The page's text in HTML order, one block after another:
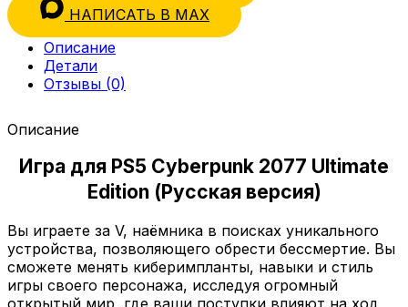
НАПИСАТЬ В MAX
Описание
Детали
Отзывы (0)
Описание
Игра для PS5 Cyberpunk 2077 Ultimate
Edition (Русская версия)
Вы играете за V, наёмника в поисках уникального
устройства, позволяющего обрести бессмертие. Вы
сможете менять киберимпланты, навыки и стиль
игры своего персонажа, исследуя огромный
открытый мир, где ваши поступки влияют на ход